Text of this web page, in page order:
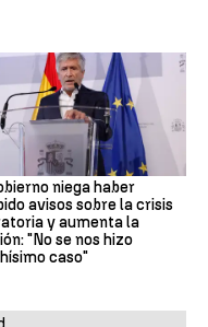
niega haber
avisos sobre la crisis
y aumenta la
"No se nos hizo
caso"